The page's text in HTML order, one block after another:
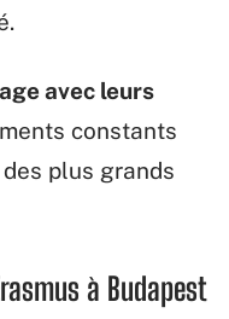
avec leurs
constants
plus grands
à Budapest